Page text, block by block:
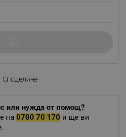
Споделяне
или нужда от помощ?
на 0700 70 170 и ще ви